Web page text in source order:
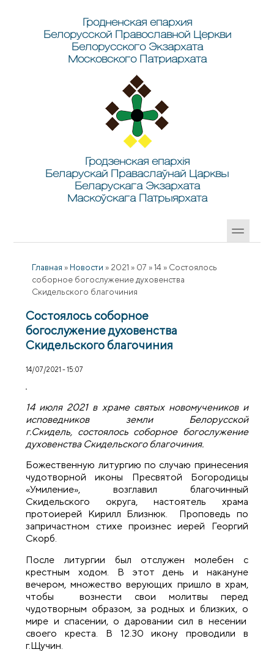
Гродненская епархия
Белорусской Православной Церкви
Белорусского Экзархата
Московского Патриархата
Гродзенская епархія
Беларускай Праваслаўнай Царквы
Беларускага Экзархата
Маскоўскага Патрыярхата
Главная » Новости » 2021 » 07 » 14 » Состоялось
соборное богослужение духовенства
Скидельского благочиния
Состоялось соборное
богослужение духовенства
Скидельского благочиния
14/07/2021 - 15:07
14 июля 2021 в храме святых новомучеников и
исповедников земли Белорусской
г.Скидель, состоялось соборное богослужение
духовенства Скидельского благочиния.
Божественную литургию по случаю принесения
чудотворной иконы Пресвятой Богородицы
«Умиление», возглавил благочинный
Скидельского округа, настоятель храма
протоиерей Кирилл Близнюк. Проповедь по
запричастном стихе произнес иерей Георгий
Скорб.
После литургии был отслужен молебен с
крестным ходом. В этот день и накануне
вечером, множество верующих пришло в храм,
чтобы вознести свои молитвы перед
чудотворным образом, за родных и близких, о
мире и спасении, о даровании сил в несении
своего креста. В 12.30 икону проводили в
г.Щучин.